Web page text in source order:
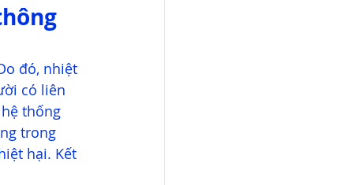
đó, nhiệt
có liên
thống
trong
hại. Kết